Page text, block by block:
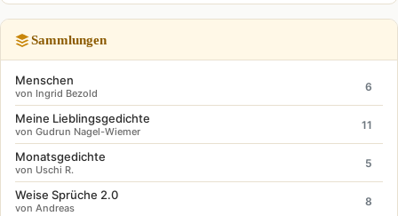
Sammlungen
Menschen
von Ingrid Bezold
6
Meine Lieblingsgedichte
von Gudrun Nagel-Wiemer
11
Monatsgedichte
von Uschi R.
5
Weise Sprüche 2.0
von Andreas
8